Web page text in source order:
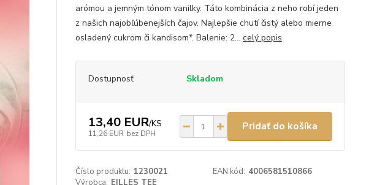
arómou a jemným tónom vanilky. Táto kombinácia z neho robí jeden
z našich najobľúbenejších čajov. Najlepšie chutí čistý alebo mierne
osladený cukrom či kandisom*. Balenie: 2... celý popis
Dostupnosť Skladom
13,40 EUR/KS
11,26 EUR bez DPH
Pridať do košíka
Číslo produktu: 1230021 EAN kód: 4006581510866
Výrobca: EILLES TEE